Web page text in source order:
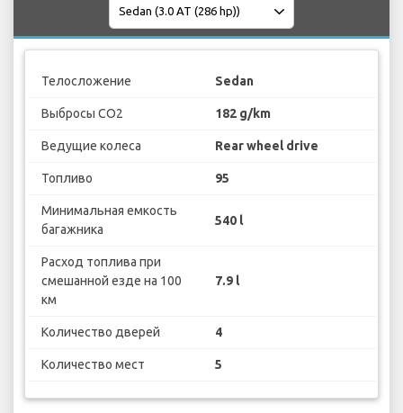
Телосложение Sedan
Выбросы CO2 182 g/km
Ведущие колеса Rear wheel drive
Топливо 95
Минимальная емкость
багажника
540 l
Расход топлива при
смешанной езде на 100
км
7.9 l
Количество дверей 4
Количество мест 5